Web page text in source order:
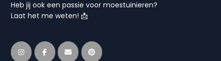
Heb jij ook een passie voor moestuinieren?
Laat het me weten! 📩